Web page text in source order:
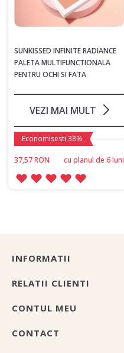
SUNKISSED INFINITE RADIANCE
PALETA MULTIFUNCTIONALA
PENTRU OCHI SI FATA
VEZI MAI MULT
Economisesti 38%
37,57 RON сu planul de 6 luni
INFORMATII
RELATII CLIENTI
CONTUL MEU
CONTACT